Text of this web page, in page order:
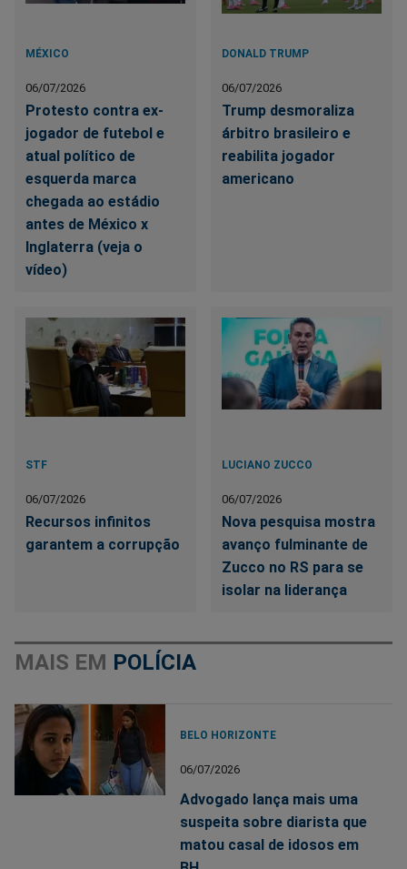
MÉXICO
06/07/2026
Protesto contra ex-
jogador de futebol e
atual político de
esquerda marca
chegada ao estádio
antes de México x
Inglaterra (veja o
vídeo)
DONALD TRUMP
06/07/2026
Trump desmoraliza
árbitro brasileiro e
reabilita jogador
americano
STF
06/07/2026
Recursos infinitos
garantem a corrupção
LUCIANO ZUCCO
06/07/2026
Nova pesquisa mostra
avanço fulminante de
Zucco no RS para se
isolar na liderança
MAIS EM POLÍCIA
BELO HORIZONTE
06/07/2026
Advogado lança mais uma
suspeita sobre diarista que
matou casal de idosos em